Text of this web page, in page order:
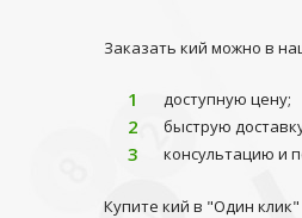
Заказать кий можно в
доступную цену;
быструю
консультацию и
Купите кий в "Один